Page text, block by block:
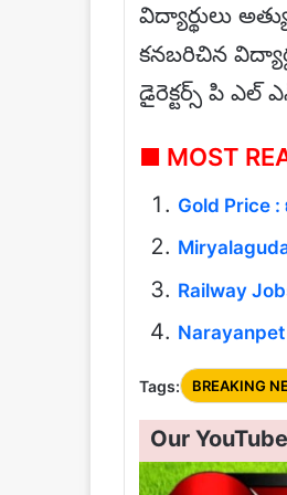
విద్యార్థులు
కనబరిచిన
డైరెక్టర్స్ పి ఎల్
■ MOST
Gold Price
Railway
Tags: BREAKING
Our